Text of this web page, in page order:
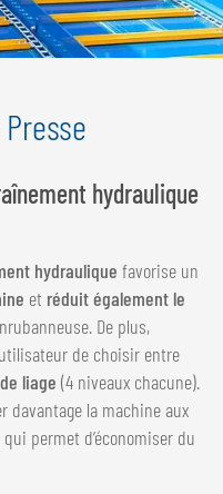
hydraulique
hydraulique favorise un
et réduit également le
De plus,
de choisir entre
liage (4 niveaux chacune).
davantage la machine aux
permet d’économiser du